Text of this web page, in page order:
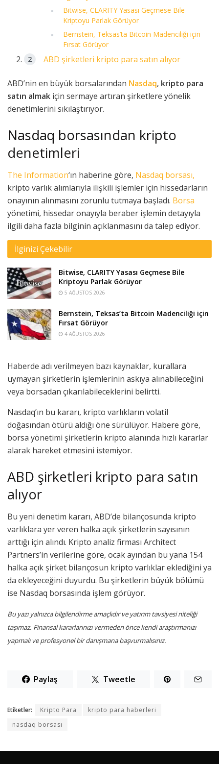
Bitwise, CLARITY Yasası Geçmese Bile
Kriptoyu Parlak Görüyor
Bernstein, Teksas’ta Bitcoin Madenciliği için
Fırsat Görüyor
ABD şirketleri kripto para satın alıyor
ABD’nin en büyük borsalarından Nasdaq, kripto para
satın almak için sermaye artıran şirketlere yönelik
denetimlerini sıkılaştırıyor.
Nasdaq borsasından kripto
denetimleri
The Information‘ın haberine göre, Nasdaq borsası,
kripto varlık alımlarıyla ilişkili işlemler için hissedarların
onayının alınmasını zorunlu tutmaya başladı. Borsa
yönetimi, hissedar onayıyla beraber işlemin detayıyla
ilgili daha fazla bilginin açıklanmasını da talep ediyor.
İlginizi Çekebilir
Bitwise, CLARITY Yasası Geçmese Bile
Kriptoyu Parlak Görüyor
5 AĞUSTOS 2026
Bernstein, Teksas’ta Bitcoin Madenciliği için
Fırsat Görüyor
4 AĞUSTOS 2026
Haberde adı verilmeyen bazı kaynaklar, kurallara
uymayan şirketlerin işlemlerinin askıya alınabileceğini
veya borsadan çıkarılabileceklerini belirtti.
Nasdaq’ın bu kararı, kripto varlıkların volatil
doğasından ötürü aldığı öne sürülüyor. Habere göre,
borsa yönetimi şirketlerin kripto alanında hızlı kararlar
alarak hareket etmesini istemiyor.
ABD şirketleri kripto para satın
alıyor
Bu yeni denetim kararı, ABD’de bilançosunda kripto
varlıklara yer veren halka açık şirketlerin sayısının
arttığı için alındı. Kripto analiz firması Architect
Partners’in verilerine göre, ocak ayından bu yana 154
halka açık şirket bilançosun kripto varlıklar eklediğini ya
da ekleyeceğini duyurdu. Bu şirketlerin büyük bölümü
ise Nasdaq borsasında işlem görüyor.
Bu yazı yalnızca bilgilendirme amaçlıdır ve yatırım tavsiyesi niteliği
taşımaz. Finansal kararlarınızı vermeden önce kendi araştırmanızı
yapmalı ve profesyonel bir danışmana başvurmalısınız.
Paylaş Tweetle
Etiketler: Kripto Para
kripto para haberleri
nasdaq borsası